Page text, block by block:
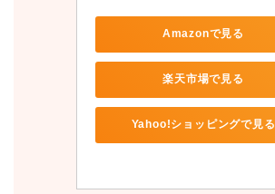
Amazonで見る
楽天市場で見る
Yahoo!ショッピングで見る